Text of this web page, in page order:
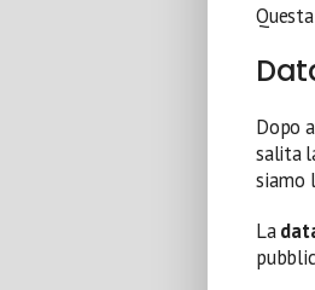
Dopo
salita
siamo
La